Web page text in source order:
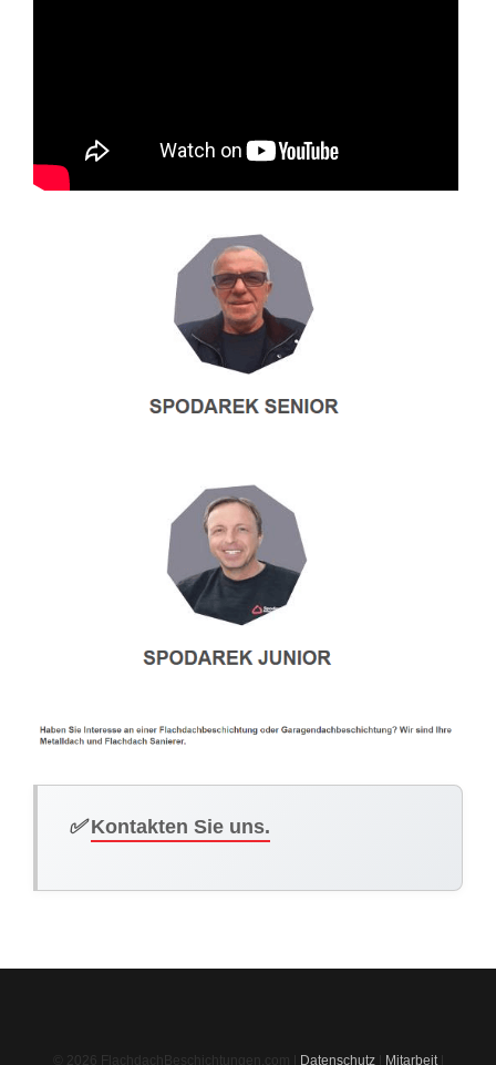
✅Kontakten Sie uns.
© 2026 FlachdachBeschichtungen.com | Datenschutz| Mitarbeit|